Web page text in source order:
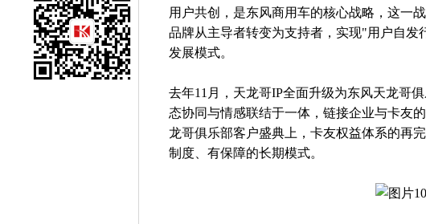
用户共创，是东风商用车的核心战略，这一
品牌从主导者转变为支持者，实现"用户自发
发展模式。
去年11月，天龙哥IP全面升级为东风天龙哥
态协同与情感联结于一体，链接企业与卡友
龙哥俱乐部客户盛典上，卡友权益体系的再
制度、有保障的长期模式。